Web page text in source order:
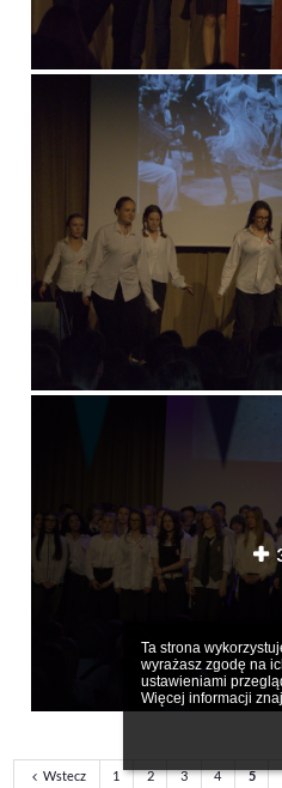
Ta strona
wyrażasz zgodę na
ustawieniami
Więcej informacji
Wstecz 1 2 3 4 5